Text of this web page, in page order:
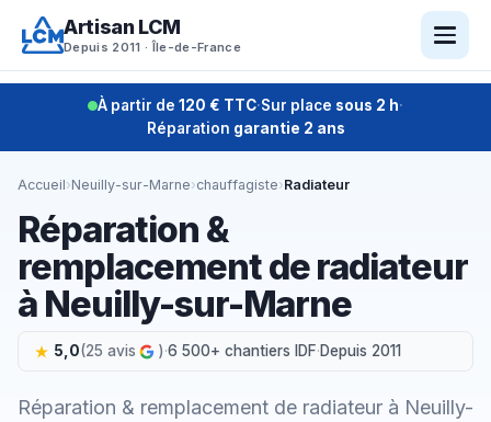
contenu
Artisan LCM
Depuis 2011 · Île-de-France
À partir de 120 € TTC·Sur place sous 2 h·
Réparation garantie 2 ans
Accueil›Neuilly-sur-Marne›chauffagiste›Radiateur
Réparation &
remplacement de radiateur
à Neuilly-sur-Marne
5,0(25 avis )·6 500+ chantiers IDF·Depuis 2011
Réparation & remplacement de radiateur à Neuilly-